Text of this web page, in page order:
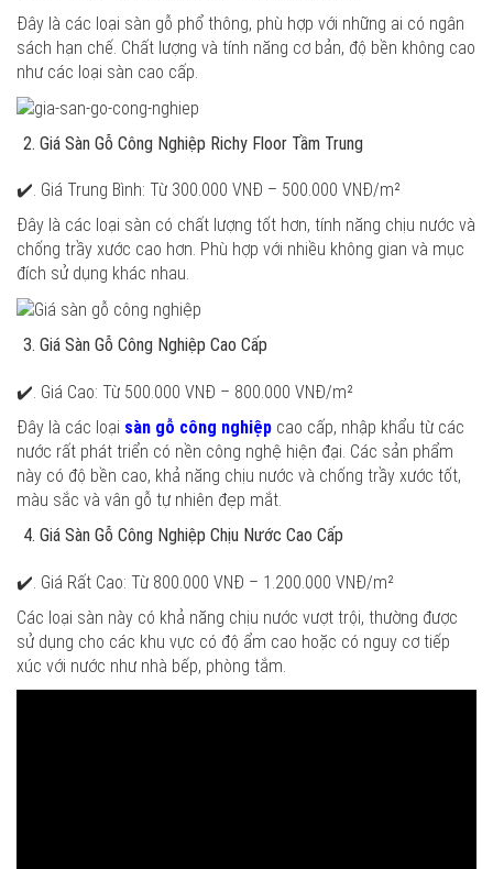
Đây là các loại sàn gỗ phổ thông, phù hợp với những ai có ngân
sách hạn chế. Chất lượng và tính năng cơ bản, độ bền không cao
như các loại sàn cao cấp.
Giá Sàn Gỗ Công Nghiệp Richy Floor Tầm Trung
✔️. Giá Trung Bình: Từ 300.000 VNĐ – 500.000 VNĐ/m²
Đây là các loại sàn có chất lượng tốt hơn, tính năng chịu nước và
chống trầy xước cao hơn. Phù hợp với nhiều không gian và mục
đích sử dụng khác nhau.
Giá Sàn Gỗ Công Nghiệp Cao Cấp
✔️. Giá Cao: Từ 500.000 VNĐ – 800.000 VNĐ/m²
Đây là các loại sàn gỗ công nghiệp cao cấp, nhập khẩu từ các
nước rất phát triển có nền công nghệ hiện đại. Các sản phẩm
này có độ bền cao, khả năng chịu nước và chống trầy xước tốt,
màu sắc và vân gỗ tự nhiên đẹp mắt.
Giá Sàn Gỗ Công Nghiệp Chịu Nước Cao Cấp
✔️. Giá Rất Cao: Từ 800.000 VNĐ – 1.200.000 VNĐ/m²
Các loại sàn này có khả năng chịu nước vượt trội, thường được
sử dụng cho các khu vực có độ ẩm cao hoặc có nguy cơ tiếp
xúc với nước như nhà bếp, phòng tắm.